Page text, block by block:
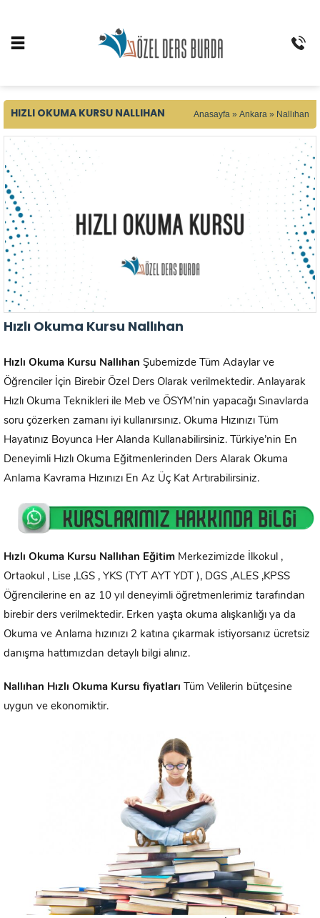
HIZLI OKUMA KURSU NALLIHAN Anasayfa » Ankara » Nallıhan
Hızlı Okuma Kursu Nallıhan
Hızlı Okuma Kursu Nallıhan Şubemizde Tüm Adaylar ve
Öğrenciler İçin Birebir Özel Ders Olarak verilmektedir. Anlayarak
Hızlı Okuma Teknikleri ile Meb ve ÖSYM’nin yapacağı Sınavlarda
soru çözerken zamanı iyi kullanırsınız. Okuma Hızınızı Tüm
Hayatınız Boyunca Her Alanda Kullanabilirsiniz. Türkiye’nin En
Deneyimli Hızlı Okuma Eğitmenlerinden Ders Alarak Okuma
Anlama Kavrama Hızınızı En Az Üç Kat Artırabilirsiniz.
Hızlı Okuma Kursu Nallıhan Eğitim Merkezimizde İlkokul ,
Ortaokul , Lise ,LGS , YKS (TYT AYT YDT ), DGS ,ALES ,KPSS
Öğrencilerine en az 10 yıl deneyimli öğretmenlerimiz tarafından
birebir ders verilmektedir. Erken yaşta okuma alışkanlığı ya da
Okuma ve Anlama hızınızı 2 katına çıkarmak istiyorsanız ücretsiz
danışma hattımızdan detaylı bilgi alınız.
Nallıhan Hızlı Okuma Kursu fiyatları Tüm Velilerin bütçesine
uygun ve ekonomiktir.